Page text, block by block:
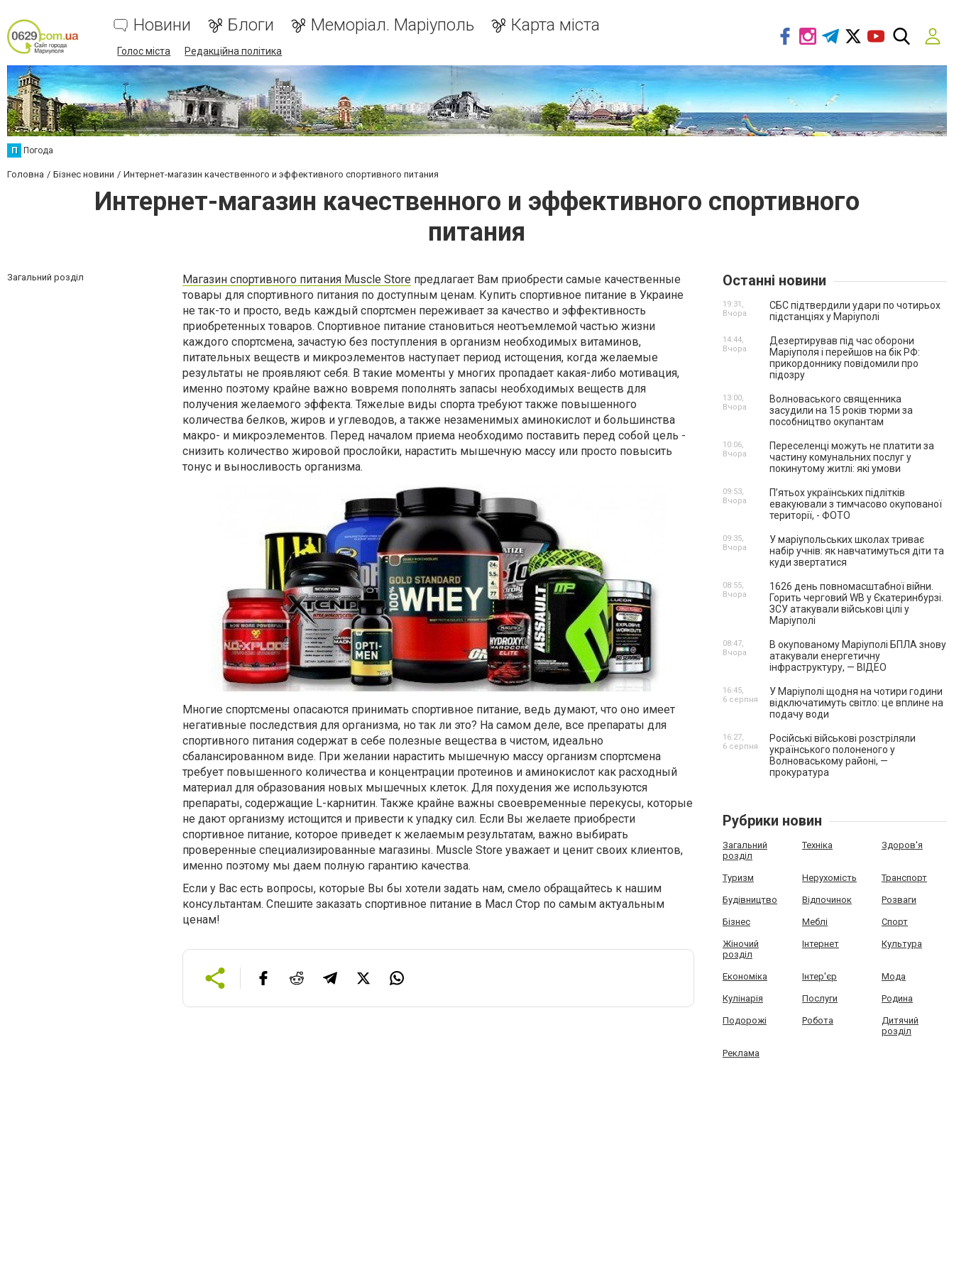
Новини Блоги Меморіал. Маріуполь Карта міста
Голос міста Редакційна політика
П Погода
Головна Бізнес новини Интернет-магазин качественного и эффективного спортивного питания
Интернет-магазин качественного и эффективного спортивного
питания
Загальний розділ Магазин спортивного питания Muscle Store предлагает Вам приобрести самые качественные
товары для спортивного питания по доступным ценам. Купить спортивное питание в Украине
не так-то и просто, ведь каждый спортсмен переживает за качество и эффективность
приобретенных товаров. Спортивное питание становиться неотъемлемой частью жизни
каждого спортсмена, зачастую без поступления в организм необходимых витаминов,
питательных веществ и микроэлементов наступает период истощения, когда желаемые
результаты не проявляют себя. В такие моменты у многих пропадает какая-либо мотивация,
именно поэтому крайне важно вовремя пополнять запасы необходимых веществ для
получения желаемого эффекта. Тяжелые виды спорта требуют также повышенного
количества белков, жиров и углеводов, а также незаменимых аминокислот и большинства
макро- и микроэлементов. Перед началом приема необходимо поставить перед собой цель -
снизить количество жировой прослойки, нарастить мышечную массу или просто повысить
тонус и выносливость организма.
Многие спортсмены опасаются принимать спортивное питание, ведь думают, что оно имеет
негативные последствия для организма, но так ли это? На самом деле, все препараты для
спортивного питания содержат в себе полезные вещества в чистом, идеально
сбалансированном виде. При желании нарастить мышечную массу организм спортсмена
требует повышенного количества и концентрации протеинов и аминокислот как расходный
материал для образования новых мышечных клеток. Для похудения же используются
препараты, содержащие L-карнитин. Также крайне важны своевременные перекусы, которые
не дают организму истощится и привести к упадку сил. Если Вы желаете приобрести
спортивное питание, которое приведет к желаемым результатам, важно выбирать
проверенные специализированные магазины. Muscle Store уважает и ценит своих клиентов,
именно поэтому мы даем полную гарантию качества.
Если у Вас есть вопросы, которые Вы бы хотели задать нам, смело обращайтесь к нашим
консультантам. Спешите заказать спортивное питание в Масл Стор по самым актуальным
ценам!
Останні новини
СБС підтвердили удари по чотирьох
підстанціях у Маріуполі
19:31,
Вчора
Дезертирував під час оборони
Маріуполя і перейшов на бік РФ:
прикордоннику повідомили про
підозру
14:44,
Вчора
Волноваського священника
засудили на 15 років тюрми за
пособництво окупантам
13:00,
Вчора
Переселенці можуть не платити за
частину комунальних послуг у
покинутому житлі: які умови
10:06,
Вчора
П’ятьох українських підлітків
евакуювали з тимчасово окупованої
території, - ФОТО
09:53,
Вчора
У маріупольських школах триває
набір учнів: як навчатимуться діти та
куди звертатися
09:35,
Вчора
1626 день повномасштабної війни.
Горить черговий WB у Єкатеринбурзі.
ЗСУ атакували військові цілі у
Маріуполі
08:55,
Вчора
В окупованому Маріуполі БПЛА знову
атакували енергетичну
інфраструктуру, — ВІДЕО
08:47,
Вчора
У Маріуполі щодня на чотири години
відключатимуть світло: це вплине на
подачу води
16:45,
6 серпня
Російські військові розстріляли
українського полоненого у
Волноваському районі, —
прокуратура
16:27,
6 серпня
Рубрики новин
Загальний
розділ
Техніка Здоров'я
Туризм Нерухомість Транспорт
Будівництво Відпочинок Розваги
Бізнес Меблі Спорт
Жіночий
розділ
Інтернет Культура
Економіка Інтер'єр Мода
Кулінарія Послуги Родина
Подорожі Робота
Дитячий
розділ
Реклама